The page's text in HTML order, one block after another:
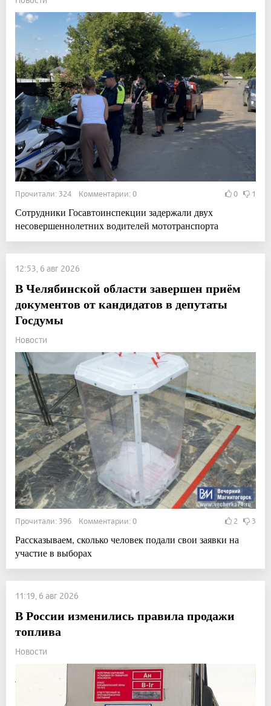
Прочитали: 324 Комментарии: 0 0 1
Сотрудники Госавтоинспекции задержали двух
несовершеннолетних водителей мототранспорта
12:53, 6 авг 2026
В Челябинской области завершен приём
документов от кандидатов в депутаты
Госдумы
Новости
Прочитали: 396 Комментарии: 0 2 3
Рассказываем, сколько человек подали свои заявки на
участие в выборах
11:19, 6 авг 2026
В России изменились правила продажи
топлива
Новости